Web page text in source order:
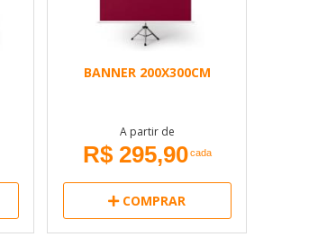
BANNER 200X300CM
A partir de
R$ 295,90 cada
COMPRAR